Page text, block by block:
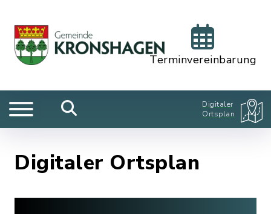
Terminvereinbarung
Digitaler
Ortsplan
Digitaler Ortsplan